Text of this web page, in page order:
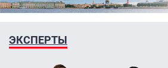
ЭКСПЕРТЫ